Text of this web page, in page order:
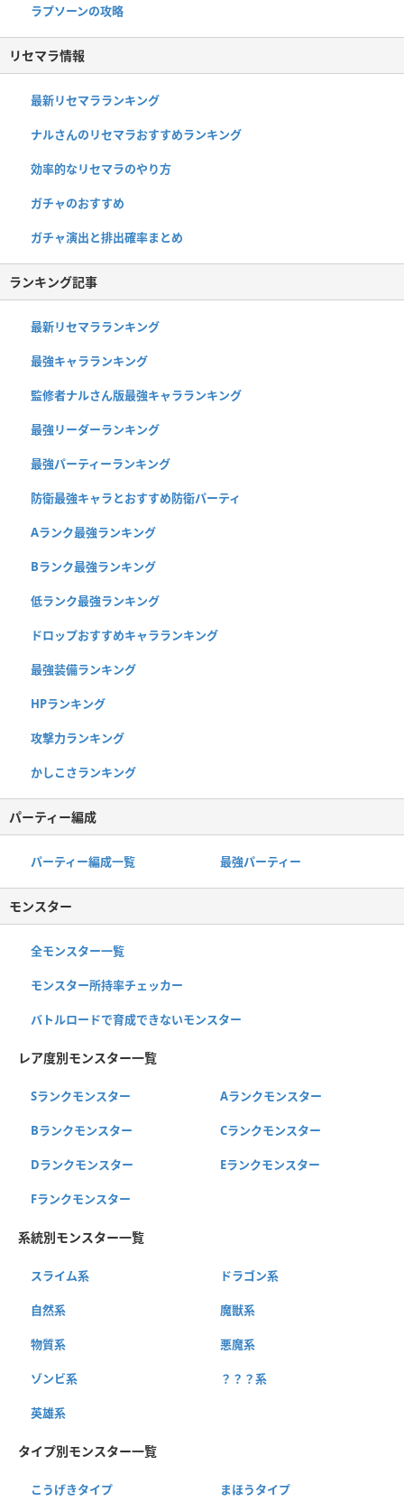
ラプソーンの攻略
リセマラ情報
最新リセマラランキング
ナルさんのリセマラおすすめランキング
効率的なリセマラのやり方
ガチャのおすすめ
ガチャ演出と排出確率まとめ
ランキング記事
最新リセマラランキング
最強キャラランキング
監修者ナルさん版最強キャラランキング
最強リーダーランキング
最強パーティーランキング
防衛最強キャラとおすすめ防衛パーティ
Aランク最強ランキング
Bランク最強ランキング
低ランク最強ランキング
ドロップおすすめキャラランキング
最強装備ランキング
HPランキング
攻撃力ランキング
かしこさランキング
パーティー編成
パーティー編成一覧 最強パーティー
モンスター
全モンスター一覧
モンスター所持率チェッカー
バトルロードで育成できないモンスター
レア度別モンスター一覧
Sランクモンスター Aランクモンスター
Bランクモンスター Cランクモンスター
Dランクモンスター Eランクモンスター
Fランクモンスター
系統別モンスター一覧
スライム系 ドラゴン系
自然系 魔獣系
物質系 悪魔系
ゾンビ系 ？？？系
英雄系
タイプ別モンスター一覧
こうげきタイプ まほうタイプ